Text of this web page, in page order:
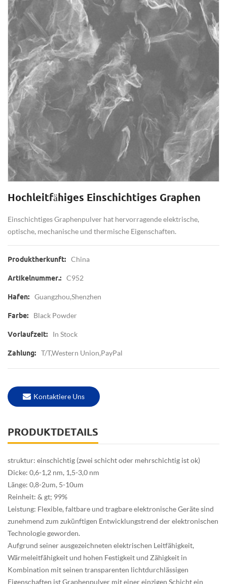
Hochleitfähiges Einschichtiges Graphen
Einschichtiges Graphenpulver hat hervorragende elektrische,
optische, mechanische und thermische Eigenschaften.
Produktherkunft: China
Artikelnummer.: C952
Hafen: Guangzhou,shenzhen
Farbe: Black Powder
Vorlaufzeit: In Stock
Zahlung: T/T,Western Union,PayPal
Kontaktiere Uns
PRODUKTDETAILS
struktur: einschichtig (zwei schicht oder mehrschichtig ist ok)
Dicke: 0,6-1,2 nm, 1,5-3,0 nm
Länge: 0,8-2um, 5-10um
Reinheit: & gt; 99%
Leistung: Flexible, faltbare und tragbare elektronische Geräte sind
zunehmend zum zukünftigen Entwicklungstrend der elektronischen
Technologie geworden.
Aufgrund seiner ausgezeichneten elektrischen Leitfähigkeit,
Wärmeleitfähigkeit und hohen Festigkeit und Zähigkeit in
Kombination mit seinen transparenten lichtdurchlässigen
Eigenschaften ist Graphenpulver mit einer einzigen Schicht ein